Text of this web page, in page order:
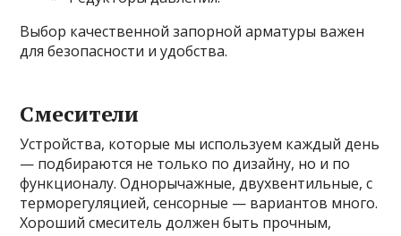
Выбор качественной запорной арматуры важен
для безопасности и удобства.
Смесители
Устройства, которые мы используем каждый день
— подбираются не только по дизайну, но и по
функционалу. Однорычажные, двухвентильные, с
терморегуляцией, сенсорные — вариантов много.
Хороший смеситель должен быть прочным,